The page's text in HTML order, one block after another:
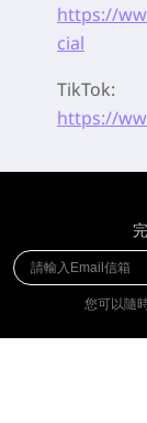
https://
cial
TikTok:
https://
您可以隨